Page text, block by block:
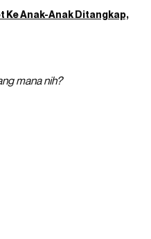
Ke Anak-Anak Ditangkap,
mana nih?